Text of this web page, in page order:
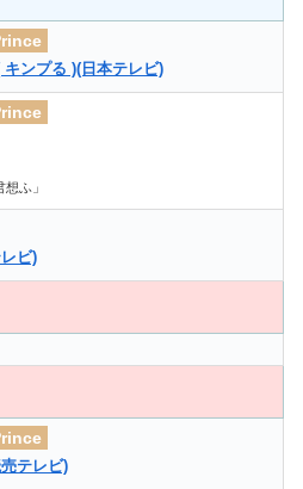
ンプる )(日本テレビ)
ふ」
ビ)
テレビ)